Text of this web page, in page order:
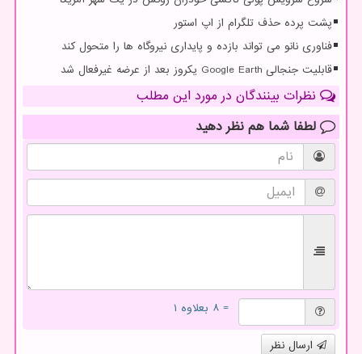
پشت پرده حذف تلگرام از اپ استور
فناوری نانو می تواند بازده و پایداری نیروگاه ها را متحول کند
قابلیت جنجالی Google Earth یکروز بعد از عرضه غیرفعال شد
نظرات بینندگان در مورد این مطلب
لطفا شما هم نظر دهید
= ۸ بعلاوه ۱
ارسال نظر